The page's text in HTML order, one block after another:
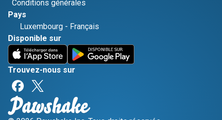
Conditions générales
Pays
Luxembourg - Français
Disponible sur
Trouvez-nous sur